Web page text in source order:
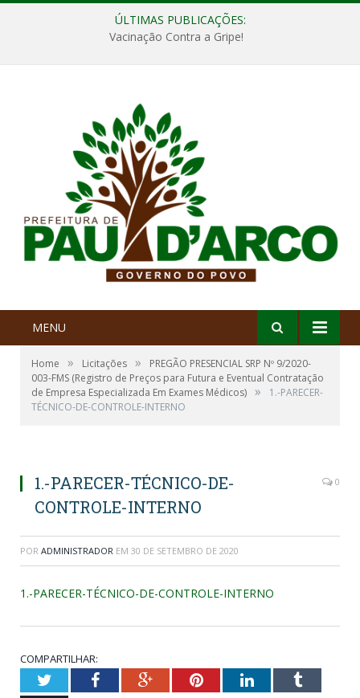
ÚLTIMAS PUBLICAÇÕES:
Vacinação Contra a Gripe!
MENU
Home » Licitações »
PREGÃO PRESENCIAL SRP Nº 9/2020-
003-FMS (Registro de Preços para Futura e Eventual Contratação
de Empresa Especializada Em Exames Médicos) »
1.-PARECER-
TÉCNICO-DE-CONTROLE-INTERNO
1.-PARECER-TÉCNICO-DE-
CONTROLE-INTERNO
0
POR ADMINISTRADOR EM 30 DE SETEMBRO DE 2020
1.-PARECER-TÉCNICO-DE-CONTROLE-INTERNO
COMPARTILHAR:
TwitterFacebookGoogle+PinterestLinkedInTumblr